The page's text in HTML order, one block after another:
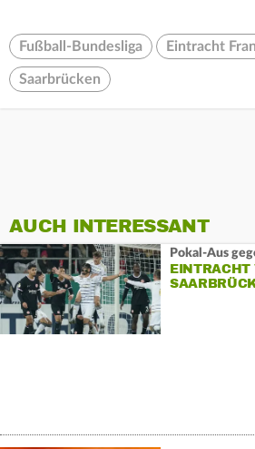
Fußball-Bundesliga Eintracht
Saarbrücken
AUCH INTERESSANT
Pokal-Aus